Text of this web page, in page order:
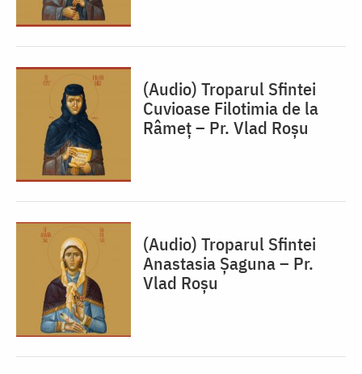
(Audio) Troparul Sfintei
Cuvioase Filotimia de la
Râmeț – Pr. Vlad Roșu
(Audio) Troparul Sfintei
Anastasia Șaguna – Pr.
Vlad Roșu